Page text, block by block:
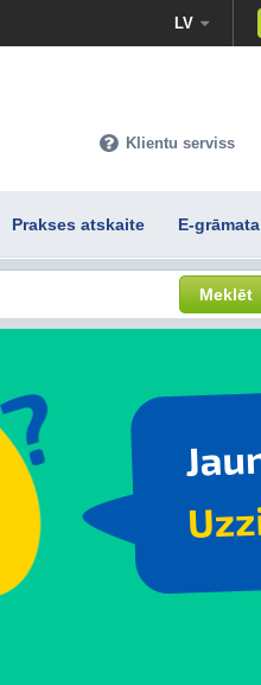
LV
Klientu serviss
Prakses atskaite E-grāmata
Meklēt